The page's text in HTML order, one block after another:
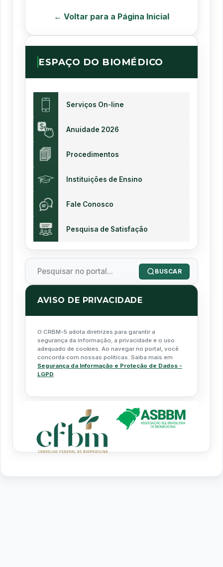
← Voltar para a Página Inicial
ESPAÇO DO BIOMÉDICO
Serviços On-line
Anuidade 2026
Procedimentos
Instituições de Ensino
Fale Conosco
Pesquisa de Satisfação
BUSCAR
AVISO DE PRIVACIDADE
O CRBM-5 adota diretrizes para garantir a
segurança da informação, a privacidade e o uso
adequado de cookies. Ao navegar no portal, você
concorda com nossas políticas. Saiba mais em
Segurança da Informação e Proteção de Dados -
LGPD